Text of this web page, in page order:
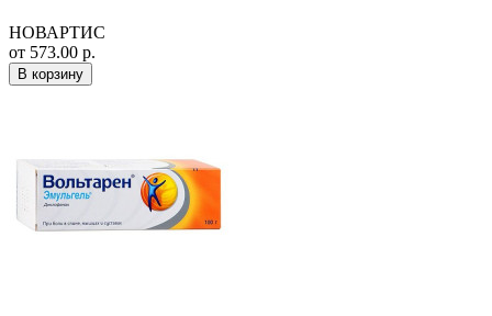
НОВАРТИС
от 573.00 р.
В корзину